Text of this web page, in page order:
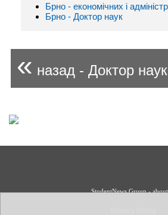
Брно - економічних і
Брно - Доктор наук
« назад - Доктор наук
StudentNews Group -